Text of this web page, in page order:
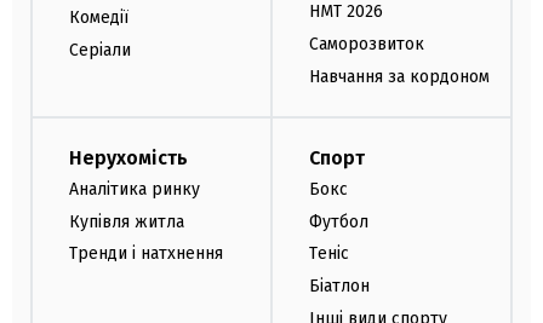
Комедії
Серіали
НМТ 2026
Саморозвиток
Навчання за кордоном
Нерухомість
Аналітика ринку
Купівля житла
Тренди і натхнення
Спорт
Бокс
Футбол
Теніс
Біатлон
Інші види спорту